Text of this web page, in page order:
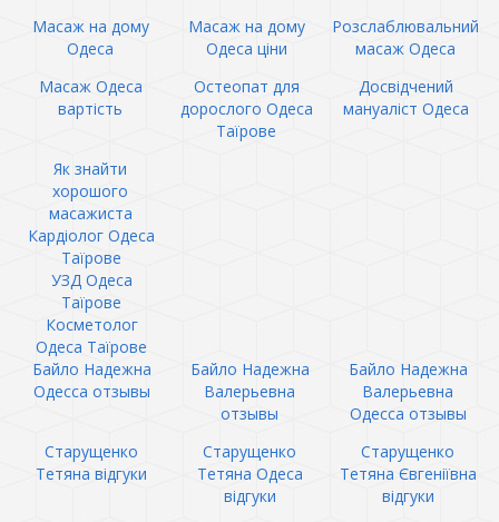
Масаж на дому
Одеса
Масаж на дому
Одеса ціни
Розслаблювальний
масаж Одеса
Масаж Одеса
вартість
Остеопат для
дорослого Одеса
Таїрове
Досвідчений
мануаліст Одеса
Як знайти
хорошого
масажиста
Кардіолог Одеса
Таїрове
УЗД Одеса
Таїрове
Косметолог
Одеса Таїрове
Байло Надежна
Одесса отзывы
Байло Надежна
Валерьевна
отзывы
Байло Надежна
Валерьевна
Одесса отзывы
Старущенко
Тетяна відгуки
Старущенко
Тетяна Одеса
відгуки
Старущенко
Тетяна Євгеніївна
відгуки